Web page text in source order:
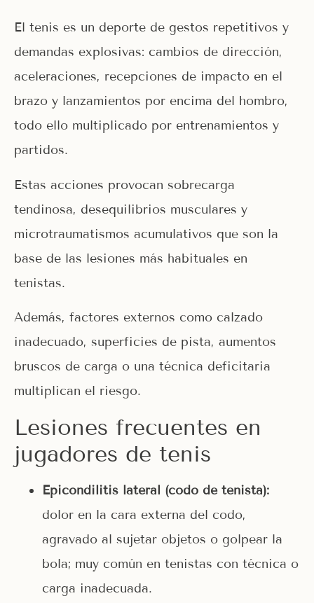
El tenis es un deporte de gestos repetitivos y
demandas explosivas: cambios de dirección,
aceleraciones, recepciones de impacto en el
brazo y lanzamientos por encima del hombro,
todo ello multiplicado por entrenamientos y
partidos.
Estas acciones provocan sobrecarga
tendinosa, desequilibrios musculares y
microtraumatismos acumulativos que son la
base de las lesiones más habituales en
tenistas.
Además, factores externos como calzado
inadecuado, superficies de pista, aumentos
bruscos de carga o una técnica deficitaria
multiplican el riesgo.
Lesiones frecuentes en
jugadores de tenis
Epicondilitis lateral (codo de tenista):
dolor en la cara externa del codo,
agravado al sujetar objetos o golpear la
bola; muy común en tenistas con técnica o
carga inadecuada.